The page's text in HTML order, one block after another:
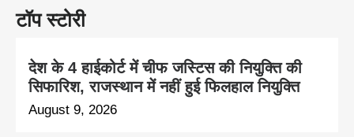
टॉप स्टोरी
देश के 4 हाईकोर्ट में चीफ जस्टिस की नियुक्ति की
सिफारिश, राजस्थान में नहीं हुई फिलहाल नियुक्ति
August 9, 2026